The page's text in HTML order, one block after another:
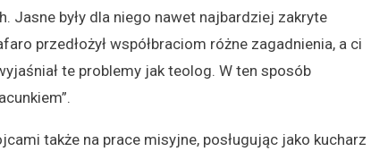
Jasne były dla niego nawet najbardziej zakryte
przedłożył współbraciom różne zagadnienia, a ci
te problemy jak teolog. W ten sposób
także na prace misyjne, posługując jako kucharz